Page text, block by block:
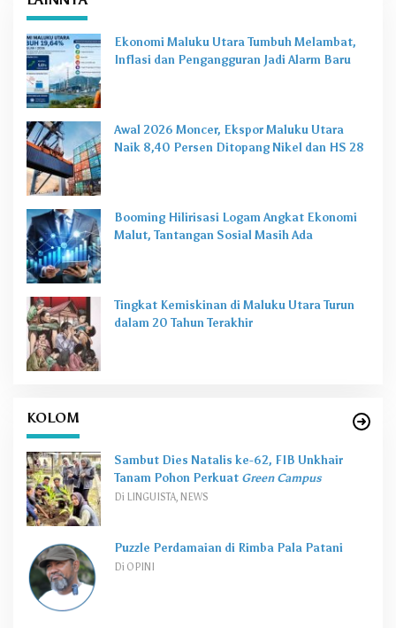
Ekonomi Maluku Utara Tumbuh Melambat,
Inflasi dan Pengangguran Jadi Alarm Baru
Awal 2026 Moncer, Ekspor Maluku Utara
Naik 8,40 Persen Ditopang Nikel dan HS 28
Booming Hilirisasi Logam Angkat Ekonomi
Malut, Tantangan Sosial Masih Ada
Tingkat Kemiskinan di Maluku Utara Turun
dalam 20 Tahun Terakhir
KOLOM
Sambut Dies Natalis ke-62, FIB Unkhair
Tanam Pohon Perkuat Green Campus
Di LINGUISTA, NEWS
Puzzle Perdamaian di Rimba Pala Patani
Di OPINI